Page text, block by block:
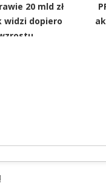
20 mld zł
widzi dopiero